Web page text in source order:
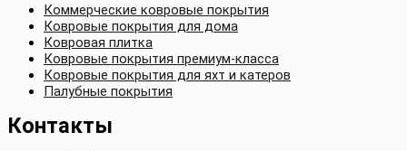
Коммерческие ковровые покрытия
Ковровые покрытия для дома
Ковровая плитка
Ковровые покрытия премиум-класса
Ковровые покрытия для яхт и катеров
Палубные покрытия
Контакты